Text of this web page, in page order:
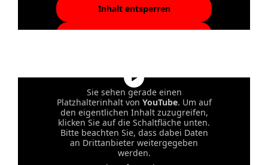
Inhalt entsperren
Sie sehen gerade einen
Platzhalterinhalt von YouTube. Um auf
den eigentlichen Inhalt zuzugreifen,
klicken Sie auf die Schaltfläche unten.
Bitte beachten Sie, dass dabei Daten
an Drittanbieter weitergegeben
werden.